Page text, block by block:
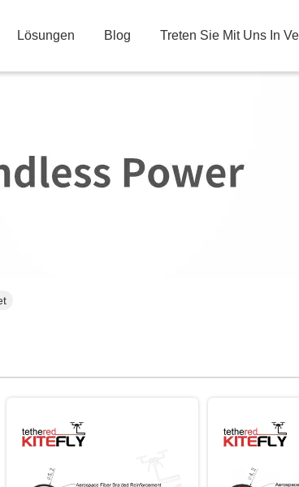
Lösungen Blog Treten Sie Mit Uns In